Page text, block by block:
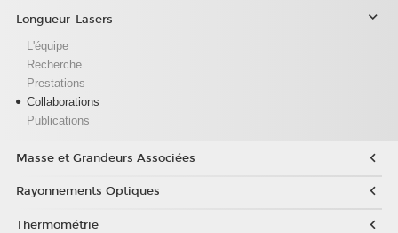
Longueur-Lasers
L'équipe
Recherche
Prestations
Collaborations
Publications
Masse et Grandeurs Associées
Rayonnements Optiques
Thermométrie